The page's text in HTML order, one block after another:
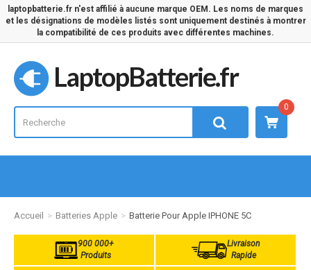
laptopbatterie.fr n'est affilié à aucune marque OEM. Les noms de marques
et les désignations de modèles listés sont uniquement destinés à montrer
la compatibilité de ces produits avec différentes machines.
LaptopBatterie.fr
0
Accueil Batteries Apple Batterie Pour Apple IPHONE 5C
900 000+
Produits
Livraison
Rapide